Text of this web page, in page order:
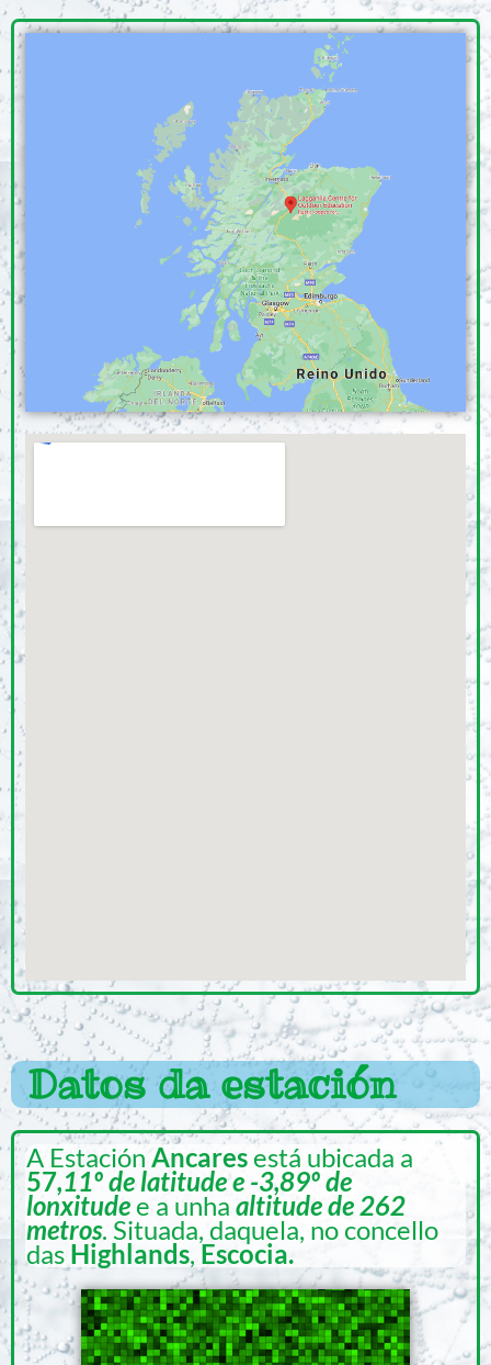
Datos da estación
A Estación Ancares está ubicada a
57,11º de latitude e -3,89º de
lonxitude e a unha altitude de 262
metros. Situada, daquela, no concello
das Highlands,Escocia.